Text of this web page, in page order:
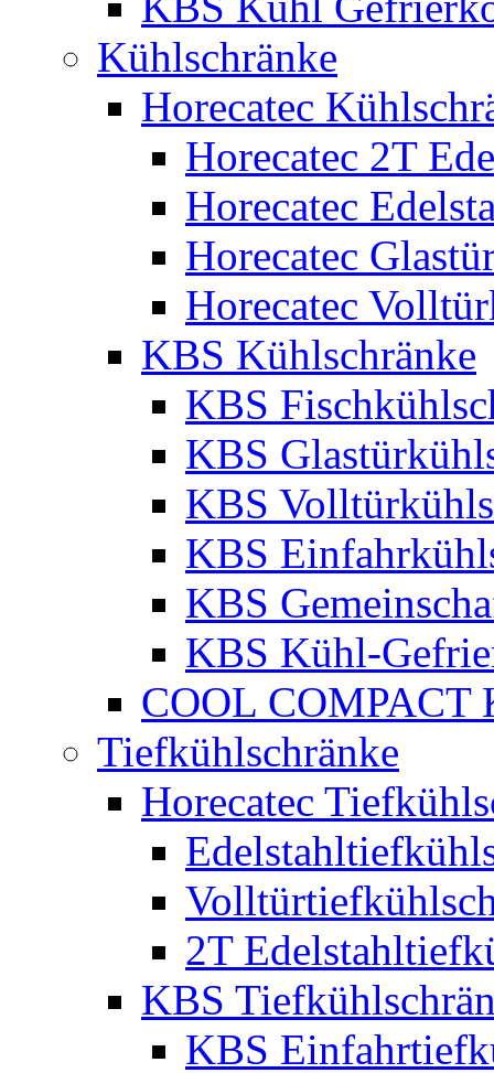
Kühlschränke
Horecatec
Horecatec 2T
Horecatec
Horecatec
Horecatec
KBS Kühlschränke
KBS
KBS
KBS
KBS
KBS
KBS Kühl-
COOL COMPACT
Tiefkühlschränke
Horecatec
2T
KBS
KBS